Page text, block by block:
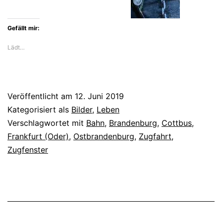
Gefällt mir:
Lädt…
Veröffentlicht am 12. Juni 2019
Kategorisiert als Bilder, Leben
Verschlagwortet mit Bahn, Brandenburg, Cottbus,
Frankfurt (Oder), Ostbrandenburg, Zugfahrt,
Zugfenster